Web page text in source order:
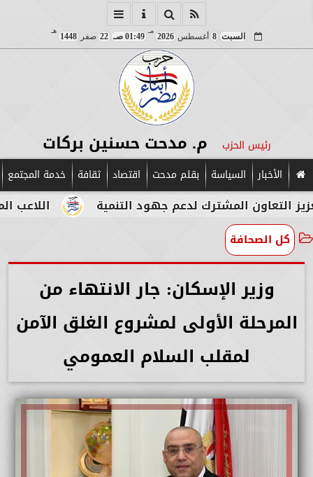
السبت 8 أغسطس 2026
مـ
01:49 صـ 22 صفر 1448
هـ
رئيس الحزب م. مدحت حسنين بركات
الأخبار السياسة بقلم مدحت اقتصاد ثقافة خدمة المجتمع
اللاعب المصري المشترك لدعم جهود التنمية
كل الصحافة
وزير الإسكان: جار الانتهاء من
المرحلة الأولى لمشروع الغلق الآمن
لمقلب السلام العمومي